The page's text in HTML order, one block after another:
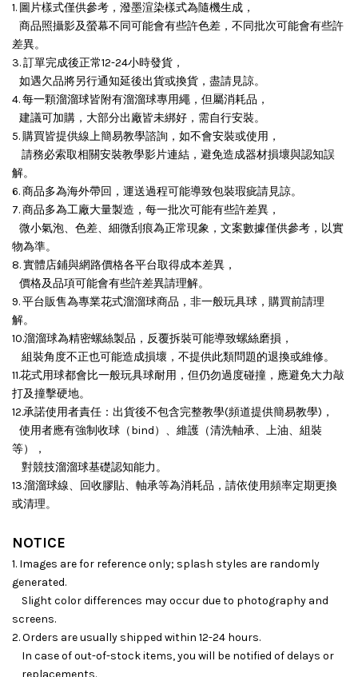
1. 圖片樣式僅供參考，潑墨渲染樣式為隨機生成，
商品照攝影及螢幕不同可能會有些許色差，不同批次可能會有些許
差異。
3. 訂單完成後正常12-24小時發貨，
如遇欠品將另行通知延後出貨或換貨，盡請見諒。
4. 每一顆溜溜球皆附有溜溜球專用繩，但屬消耗品，
建議可加購，大部分出廠皆未綁好，需自行安裝。
5. 購買皆提供線上簡易教學諮詢，如不會安裝或使用，
請務必索取相關安裝教學影片連結，避免造成器材損壞與認知誤
解。
6. 商品多為海外帶回，運送過程可能導致包裝瑕疵請見諒。
7. 商品多為工廠大量製造，每一批次可能有些許差異，
微小氣泡、色差、細微刮痕為正常現象，文案數據僅供參考，以實
物為準。
8. 實體店鋪與網路價格各平台取得成本差異，
價格及品項可能會有些許差異請理解。
9. 平台販售為專業花式溜溜球商品，非一般玩具球，購買前請理
解。
10.溜溜球為精密螺絲製品，反覆拆裝可能導致螺絲磨損，
組裝角度不正也可能造成損壞， 不提供此類問題的退換或維修。
11.花式用球都會比一般玩具球耐用，但仍勿過度碰撞，應避免大力敲
打及撞擊硬地。
12.承諾使用者責任：出貨後不包含完整教學(頻道提供簡易教學)，
使用者應有強制收球（bind）、維護（清洗軸承、上油、組裝
等），
對競技溜溜球基礎認知能力。
13.溜溜球線、回收膠貼、軸承等為消耗品，請依使用頻率定期更換
或清理。
NOTICE
1. Images are for reference only; splash styles are randomly
generated.
Slight color differences may occur due to photography and
screens.
2. Orders are usually shipped within 12-24 hours.
In case of out-of-stock items, you will be notified of delays or
replacements.